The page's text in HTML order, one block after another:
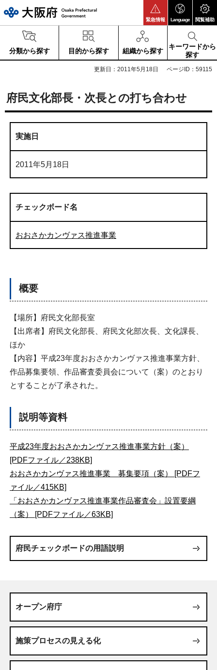
緊急情報 Language 閲覧補助
分類から探す 目的から探す 組織から探す
キーワードから
探す
更新日：2011年5月18日 ページID：59115
府民文化部長・次長との打ち合わせ
実施日
2011年5月18日
チェックボード名
おおさかカンヴァス推進事業
概要
【場所】府民文化部長室
【出席者】府民文化部長、府民文化部次長、文化課長、
ほか
【内容】平成23年度おおさかカンヴァス推進事業方針、
作品募集要領、作品審査委員会について（案）のとおり
とすることが了承された。
説明等資料
平成23年度おおさかカンヴァス推進事業方針（案）
[PDFファイル／238KB]
おおさかカンヴァス推進事業 募集要項（案） [PDFフ
ァイル／415KB]
「おおさかカンヴァス推進事業作品審査会」設置要綱
（案） [PDFファイル／63KB]
府民チェックボードの用語説明
オープン府庁
施策プロセスの見える化